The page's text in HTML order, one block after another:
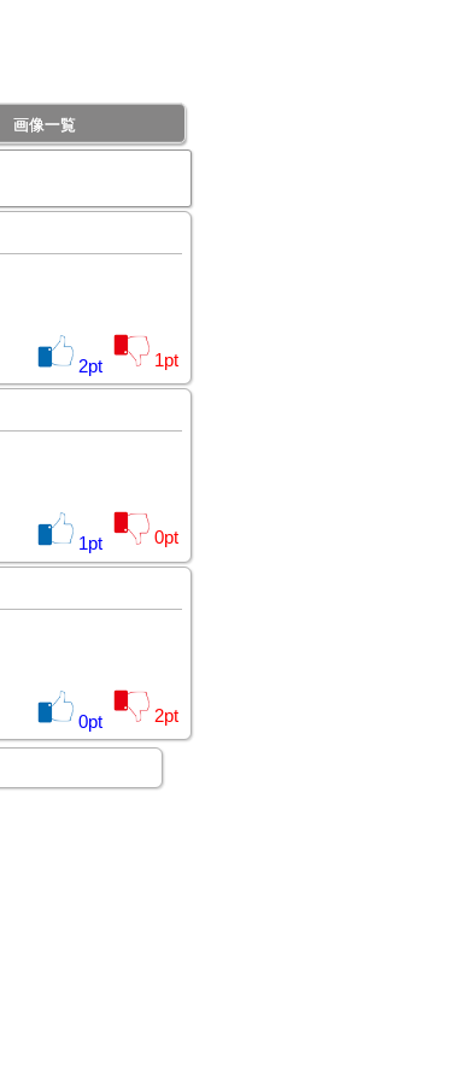
画像一覧
2pt 1pt
1pt 0pt
0pt 2pt